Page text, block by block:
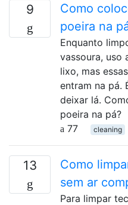
9
Como
poeira na
Enquanto
vassoura, uso
lixo, mas
entram na pá.
deixar lá.
poeira na pá?
77
cleaning
13
Como
sem ar
Para limpar